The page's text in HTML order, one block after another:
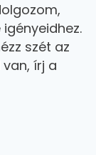
szét az
írj a